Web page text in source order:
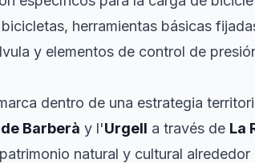
herramientas básicas
y elementos de control de
dentro de una estrategia
Barberà y l'Urgell a través de La
natural y cultural